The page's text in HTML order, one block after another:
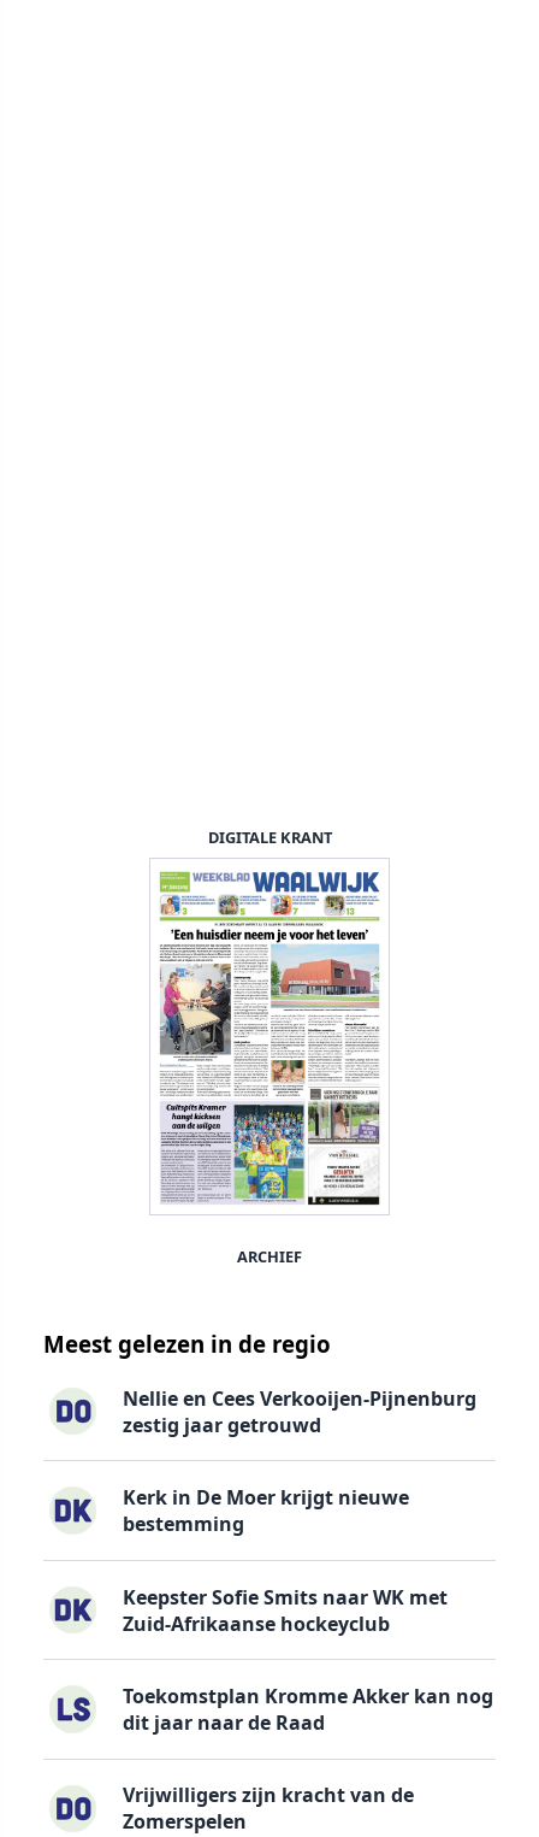
DIGITALE KRANT
ARCHIEF
Meest gelezen in de regio
Nellie en Cees Verkooijen-Pijnenburg
zestig jaar getrouwd
Kerk in De Moer krijgt nieuwe
bestemming
Keepster Sofie Smits naar WK met
Zuid-Afrikaanse hockeyclub
Toekomstplan Kromme Akker kan nog
dit jaar naar de Raad
Vrijwilligers zijn kracht van de
Zomerspelen